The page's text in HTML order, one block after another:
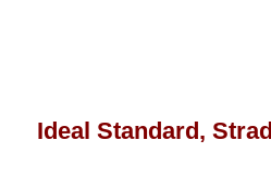
Ideal Standard,